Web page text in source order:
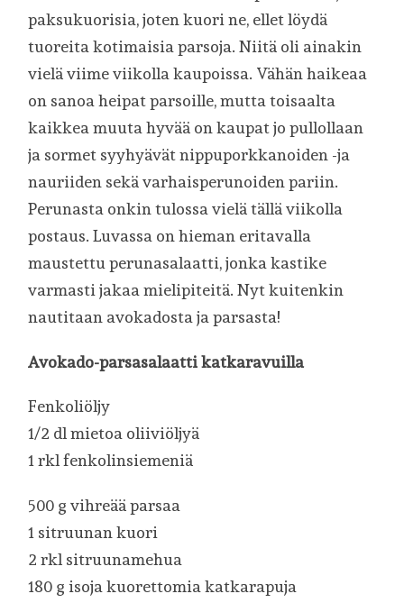
paksukuorisia, joten kuori ne, ellet löydä
tuoreita kotimaisia parsoja. Niitä oli ainakin
vielä viime viikolla kaupoissa. Vähän haikeaa
on sanoa heipat parsoille, mutta toisaalta
kaikkea muuta hyvää on kaupat jo pullollaan
ja sormet syyhyävät nippuporkkanoiden -ja
nauriiden sekä varhaisperunoiden pariin.
Perunasta onkin tulossa vielä tällä viikolla
postaus. Luvassa on hieman eritavalla
maustettu perunasalaatti, jonka kastike
varmasti jakaa mielipiteitä. Nyt kuitenkin
nautitaan avokadosta ja parsasta!
Avokado-parsasalaatti katkaravuilla
Fenkoliöljy
1/2 dl mietoa oliiviöljyä
1 rkl fenkolinsiemeniä
500 g vihreää parsaa
1 sitruunan kuori
2 rkl sitruunamehua
180 g isoja kuorettomia katkarapuja